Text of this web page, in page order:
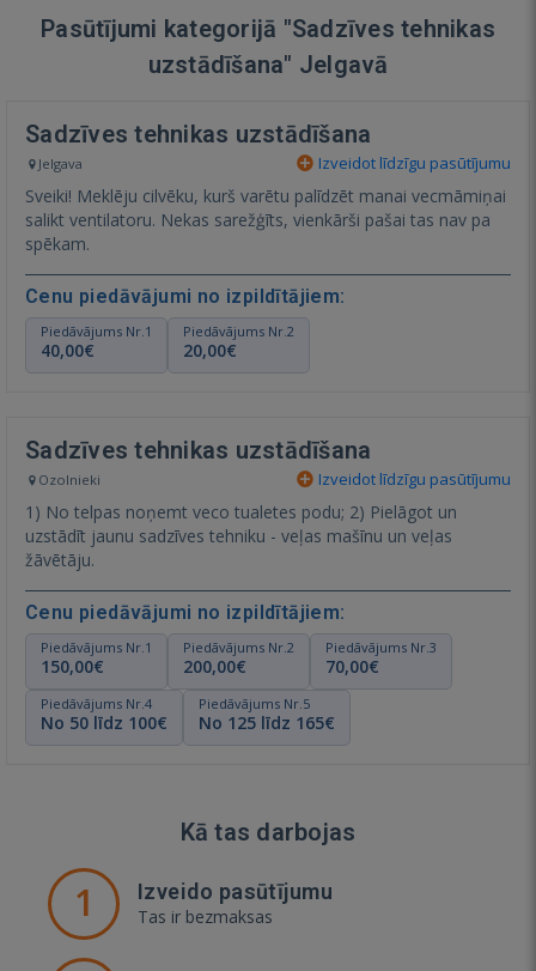
Pasūtījumi kategorijā "Sadzīves tehnikas
uzstādīšana" Jelgavā
Sadzīves tehnikas uzstādīšana
Jelgava Izveidot līdzīgu pasūtījumu
Sveiki! Meklēju cilvēku, kurš varētu palīdzēt manai vecmāmiņai
salikt ventilatoru. Nekas sarežģīts, vienkārši pašai tas nav pa
spēkam.
Cenu piedāvājumi no izpildītājiem:
Piedāvājums Nr.1
40,00€
Piedāvājums Nr.2
20,00€
Sadzīves tehnikas uzstādīšana
Ozolnieki Izveidot līdzīgu pasūtījumu
1) No telpas noņemt veco tualetes podu; 2) Pielāgot un
uzstādīt jaunu sadzīves tehniku - veļas mašīnu un veļas
žāvētāju.
Cenu piedāvājumi no izpildītājiem:
Piedāvājums Nr.1
150,00€
Piedāvājums Nr.2
200,00€
Piedāvājums Nr.3
70,00€
Piedāvājums Nr.4
No 50 līdz 100€
Piedāvājums Nr.5
No 125 līdz 165€
Kā tas darbojas
1 Izveido pasūtījumu
Tas ir bezmaksas